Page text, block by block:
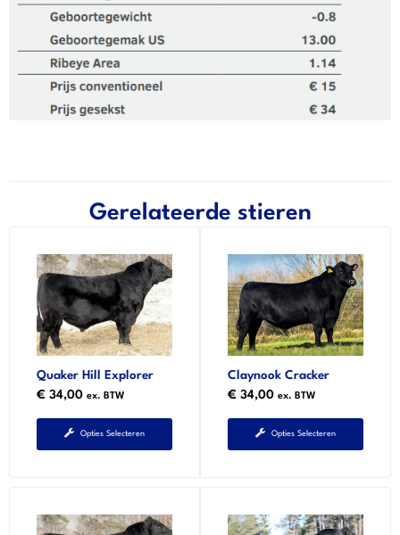
Gerelateerde stieren
Quaker Hill Explorer
€ 34,00 ex. BTW
Opties Selecteren
Claynook Cracker
€ 34,00 ex. BTW
Opties Selecteren